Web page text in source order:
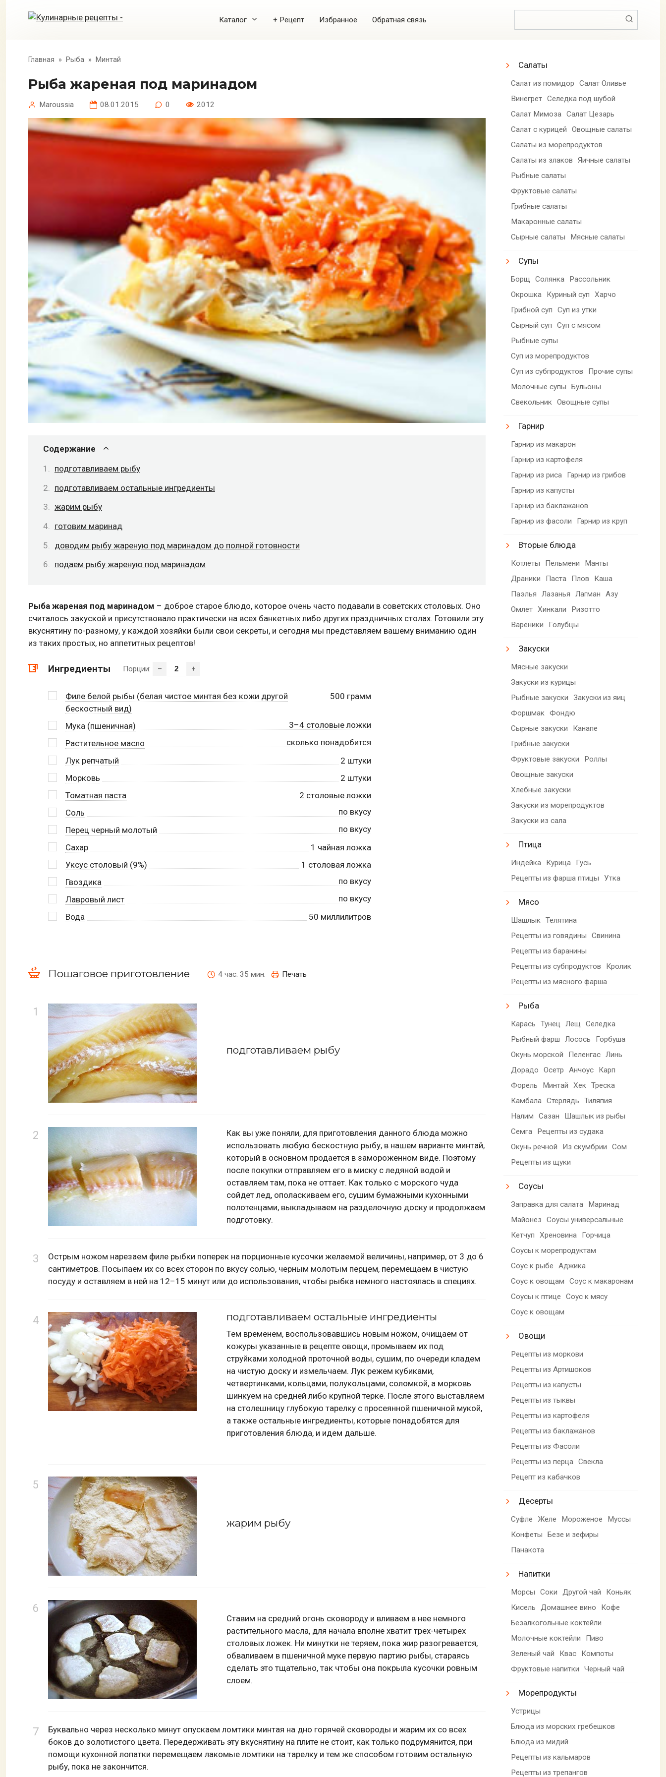
Каталог + Рецепт Избранное Обратная связь
Главная » Рыба » Минтай
Рыба жареная под маринадом
Maroussia 08.01.2015 0 2012
Содержание
подготавливаем рыбу
подготавливаем остальные ингредиенты
жарим рыбу
готовим маринад
доводим рыбу жареную под маринадом до полной готовности
подаем рыбу жареную под маринадом
Рыба жареная под маринадом – доброе старое блюдо, которое очень часто подавали в советских столовых. Оно
считалось закуской и присутствовало практически на всех банкетных либо других праздничных столах. Готовили эту
вкуснятину по-разному, у каждой хозяйки были свои секреты, и сегодня мы представляем вашему вниманию один
из таких простых, но аппетитных рецептов!
Ингредиенты Порции: – +
Филе белой рыбы (белая чистое минтая без кожи другой
бескостный вид)
500 грамм
Мука (пшеничная)
3–4 столовые ложки
Растительное масло
сколько понадобится
Лук репчатый
2 штуки
Морковь
2 штуки
Томатная паста
2 столовые ложки
Соль
по вкусу
Перец черный молотый
по вкусу
Сахар
1 чайная ложка
Уксус столовый (9%)
1 столовая ложка
Гвоздика
по вкусу
Лавровый лист
по вкусу
Вода
50 миллилитров
Пошаговое приготовление 4 час. 35 мин. Печать
подготавливаем рыбу
Как вы уже поняли, для приготовления данного блюда можно
использовать любую бескостную рыбу, в нашем варианте минтай,
который в основном продается в замороженном виде. Поэтому
после покупки отправляем его в миску с ледяной водой и
оставляем там, пока не оттает. Как только с морского чуда
сойдет лед, ополаскиваем его, сушим бумажными кухонными
полотенцами, выкладываем на разделочную доску и продолжаем
подготовку.
Острым ножом нарезаем филе рыбки поперек на порционные кусочки желаемой величины, например, от 3 до 6
сантиметров. Посыпаем их со всех сторон по вкусу солью, черным молотым перцем, перемещаем в чистую
посуду и оставляем в ней на 12–15 минут или до использования, чтобы рыбка немного настоялась в специях.
подготавливаем остальные ингредиенты
Тем временем, воспользовавшись новым ножом, очищаем от
кожуры указанные в рецепте овощи, промываем их под
струйками холодной проточной воды, сушим, по очереди кладем
на чистую доску и измельчаем. Лук режем кубиками,
четвертинками, кольцами, полукольцами, соломкой, а морковь
шинкуем на средней либо крупной терке. После этого выставляем
на столешницу глубокую тарелку с просеянной пшеничной мукой,
а также остальные ингредиенты, которые понадобятся для
приготовления блюда, и идем дальше.
жарим рыбу
Ставим на средний огонь сковороду и вливаем в нее немного
растительного масла, для начала вполне хватит трех-четырех
столовых ложек. Ни минутки не теряем, пока жир разогревается,
обваливаем в пшеничной муке первую партию рыбы, стараясь
сделать это тщательно, так чтобы она покрыла кусочки ровным
слоем.
Буквально через несколько минут опускаем ломтики минтая на дно горячей сковороды и жарим их со всех
боков до золотистого цвета. Передерживать эту вкуснятину на плите не стоит, как только подрумянится, при
помощи кухонной лопатки перемещаем лакомые ломтики на тарелку и тем же способом готовим остальную
рыбу, пока не закончится.
Салаты
Салат из помидор
Салат Оливье
Винегрет Селедка под шубой
Салат Мимоза Салат Цезарь
Салат с курицей
Овощные салаты
Салаты из морепродуктов
Салаты из злаков
Яичные салаты
Рыбные салаты
Фруктовые салаты
Грибные салаты
Макаронные салаты
Сырные салаты
Мясные салаты
Супы
Борщ Солянка
Рассольник
Окрошка
Куриный суп
Харчо
Грибной суп
Суп из утки
Сырный суп
Суп с мясом
Рыбные супы
Суп из морепродуктов
Суп из субпродуктов
Прочие супы
Молочные супы
Бульоны
Свекольник Овощные супы
Гарнир
Гарнир из макарон
Гарнир из картофеля
Гарнир из риса
Гарнир из грибов
Гарнир из капусты
Гарнир из баклажанов
Гарнир из фасоли
Гарнир из круп
Вторые блюда
Котлеты Пельмени
Манты
Драники
Паста Плов
Каша
Паэлья
Лазанья Лагман
Азу
Омлет Хинкали
Ризотто
Вареники
Голубцы
Закуски
Мясные закуски
Закуски из курицы
Рыбные закуски
Закуски из яиц
Форшмак Фондю
Сырные закуски
Канапе
Грибные закуски
Фруктовые закуски
Роллы
Овощные закуски
Хлебные закуски
Закуски из морепродуктов
Закуски из сала
Птица
Индейка Курица
Гусь
Рецепты из фарша птицы
Утка
Мясо
Шашлык Телятина
Рецепты из говядины
Свинина
Рецепты из баранины
Рецепты из субпродуктов
Кролик
Рецепты из мясного фарша
Рыба
Карась Тунец Лещ
Селедка
Рыбный фарш
Лосось
Горбуша
Окунь морской
Пеленгас Линь
Дорадо
Осетр Анчоус
Карп
Форель
Минтай Хек Треска
Камбала Стерлядь
Тиляпия
Налим
Сазан
Шашлык из рыбы
Семга
Рецепты из судака
Окунь речной
Из скумбрии
Сом
Рецепты из щуки
Соусы
Заправка для салата
Маринад
Майонез
Соусы универсальные
Кетчуп
Хреновина
Горчица
Соусы к морепродуктам
Соус к рыбе
Аджика
Соус к овощам
Соус к макаронам
Соусы к птице
Соус к мясу
Соус к овощам
Овощи
Рецепты из моркови
Рецепты из Артишоков
Рецепты из капусты
Рецепты из тыквы
Рецепты из картофеля
Рецепты из баклажанов
Рецепты из Фасоли
Рецепты из перца Свекла
Рецепт из кабачков
Десерты
Суфле Желе Мороженое
Муссы
Конфеты
Безе и зефиры
Панакота
Напитки
Морсы Соки Другой чай
Коньяк
Кисель
Домашнее вино
Кофе
Безалкогольные коктейли
Молочные коктейли
Пиво
Зеленый чай
Квас
Компоты
Фруктовые напитки
Черный чай
Морепродукты
Устрицы
Блюда из морских гребешков
Блюда из мидий
Рецепты из кальмаров
Рецепты из трепангов